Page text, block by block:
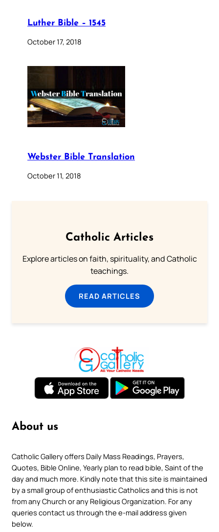
Luther Bible – 1545
October 17, 2018
Webster Bible Translation
October 11, 2018
Catholic Articles
Explore articles on faith, spirituality, and Catholic
teachings.
READ ARTICLES
About us
Catholic Gallery offers Daily Mass Readings, Prayers,
Quotes, Bible Online, Yearly plan to read bible, Saint of the
day and much more. Kindly note that this site is maintained
by a small group of enthusiastic Catholics and this is not
from any Church or any Religious Organization. For any
queries contact us through the e-mail address given
below.